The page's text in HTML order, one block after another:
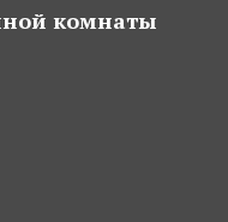
комнаты